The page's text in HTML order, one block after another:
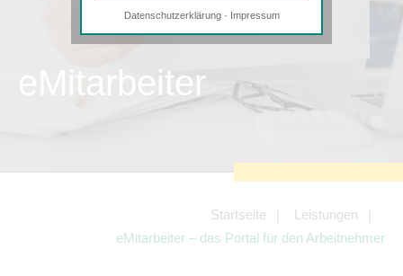
eMitarbeiter
Startseite
Leistungen
eMitarbeiter – das Portal für den Arbeitnehmer
Notwendige Cookies
Diese Cookies sind erforderlich, um die
Tracking- und Targeting-Cookies
Diese Cookies sind erforderlich, um
Angebotes einschließlich der
Angeboten von z.B. Facebook und
Datenschutzerklärung· Impressum